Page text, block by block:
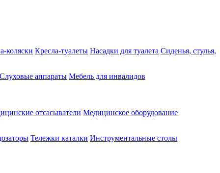
коляски Кресла-туалеты Насадки для туалета Сиденья, стулья,
Слуховые аппараты Мебель для инвалидов
отсасыватели Медицинское оборудование
Тележки каталки Инструментальные столы